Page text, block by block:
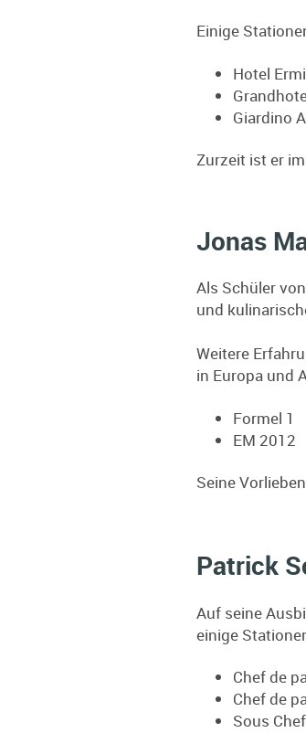
Einige
Hotel
Giardino
Zurzeit ist er
Jonas
Als Schüler
und
Weitere
in Europa und
Formel 1
EM 2012
Seine
Patrick
Auf seine
einige
Chef de
Chef de
Sous